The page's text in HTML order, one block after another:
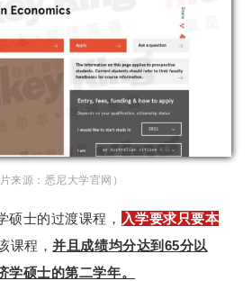
片来源：悉尼大学官网）
硕士的过渡课程， 入学要求只要本
课程，并且成绩均分达到65分以
学硕士的第二学年。